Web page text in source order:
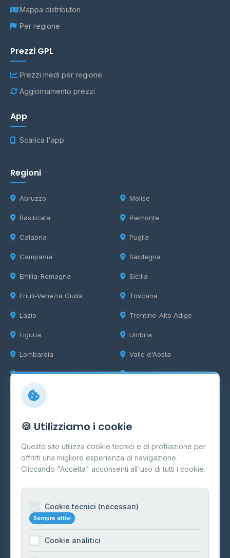
Mappa distributori
Per regione
Prezzi GPL
Prezzi medi per regione
Aggiornamento prezzi
App
Scarica l'app
Regioni
Abruzzo
Basilicata
Calabria
Campania
Emilia-Romagna
Friuli-Venezia Giulia
Lazio
Liguria
Lombardia
Marche
Molise
Piemonte
Puglia
Sardegna
Sicilia
Toscana
Trentino-Alto Adige
Umbria
Valle d'Aosta
Veneto
Info
Cos'è il GPL
FAQ
Contatti
Informazioni legali
Cookie Policy
🍪 Utilizziamo i cookie
Questo sito utilizza cookie tecnici e di profilazione per
offrirti una migliore esperienza di navigazione.
Cliccando "Accetta" acconsenti all'uso di tutti i cookie.
Cookie tecnici (necessari)
Sempre attivi
Cookie analitici